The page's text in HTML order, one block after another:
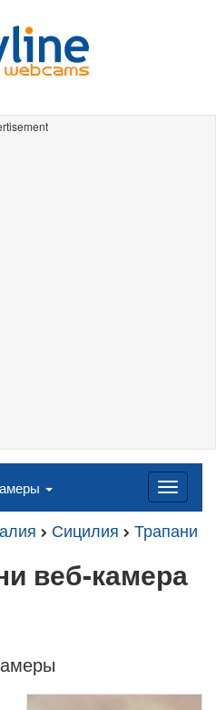
Сицилия Трапани
веб-камера